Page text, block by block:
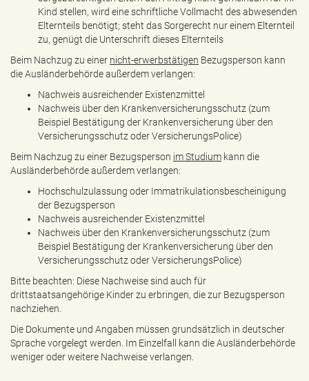
Kind stellen, wird eine schriftliche Vollmacht des abwesenden
Elternteils benötigt; steht das Sorgerecht nur einem Elternteil
zu, genügt die Unterschrift dieses Elternteils
Beim Nachzug zu einer nicht-erwerbstätigen Bezugsperson kann
die Ausländerbehörde außerdem verlangen:
Nachweis ausreichender Existenzmittel
Nachweis über den Krankenversicherungsschutz (zum
Beispiel Bestätigung der Krankenversicherung über den
Versicherungsschutz oder VersicherungsPolice)
Beim Nachzug zu einer Bezugsperson im Studium kann die
Ausländerbehörde außerdem verlangen:
Hochschulzulassung oder Immatrikulationsbescheinigung
der Bezugsperson
Nachweis ausreichender Existenzmittel
Nachweis über den Krankenversicherungsschutz (zum
Beispiel Bestätigung der Krankenversicherung über den
Versicherungsschutz oder VersicherungsPolice)
Bitte beachten: Diese Nachweise sind auch für
drittstaatsangehörige Kinder zu erbringen, die zur Bezugsperson
nachziehen.
Die Dokumente und Angaben müssen grundsätzlich in deutscher
Sprache vorgelegt werden. Im Einzelfall kann die Ausländerbehörde
weniger oder weitere Nachweise verlangen.